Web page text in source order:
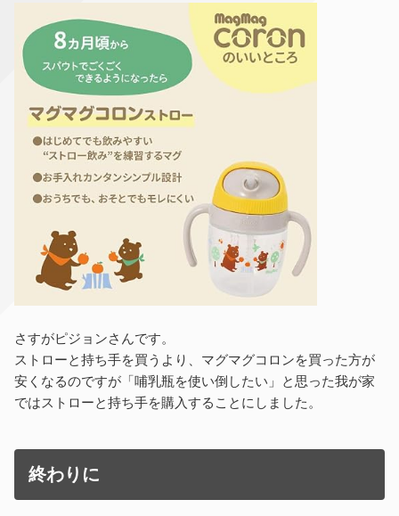
さすがピジョンさんです。
ストローと持ち手を買うより、マグマグコロンを買った方が
安くなるのですが「哺乳瓶を使い倒したい」と思った我が家
ではストローと持ち手を購入することにしました。
終わりに